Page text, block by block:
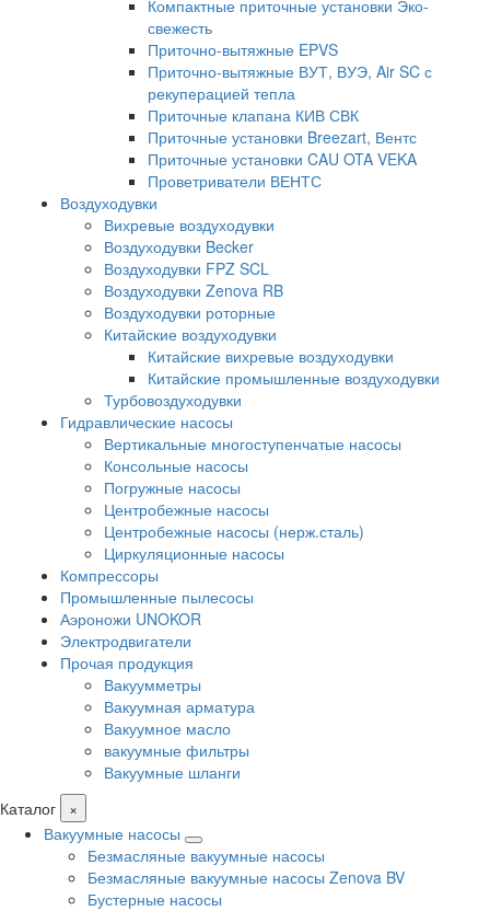
Компактные приточные установки Эко-
свежесть
Приточно-вытяжные EPVS
Приточно-вытяжные ВУТ, ВУЭ, Air SC с
рекуперацией тепла
Приточные клапана КИВ СВК
Приточные установки Breezart, Вентс
Приточные установки CAU OTA VEKA
Проветриватели ВЕНТС
Воздуходувки
Вихревые воздуходувки
Воздуходувки Becker
Воздуходувки FPZ SCL
Воздуходувки Zenova RB
Воздуходувки роторные
Китайские воздуходувки
Китайские вихревые воздуходувки
Китайские промышленные воздуходувки
Турбовоздуходувки
Гидравлические насосы
Вертикальные многоступенчатые насосы
Консольные насосы
Погружные насосы
Центробежные насосы
Центробежные насосы (нерж.сталь)
Циркуляционные насосы
Компрессоры
Промышленные пылесосы
Аэроножи UNOKOR
Электродвигатели
Прочая продукция
Вакуумметры
Вакуумная арматура
Вакуумное масло
вакуумные фильтры
Вакуумные шланги
Каталог
×
Вакуумные насосы
Безмасляные вакуумные насосы
Безмасляные вакуумные насосы Zenova BV
Бустерные насосы